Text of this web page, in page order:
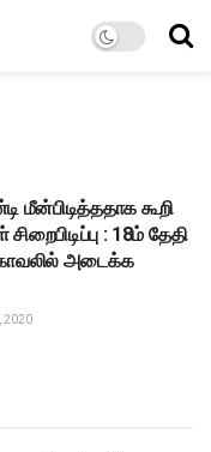
மீன்பிடித்ததாக கூறி
: 18ம் தேதி
அடைக்க
2020